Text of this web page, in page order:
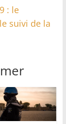
: le
suivi de la